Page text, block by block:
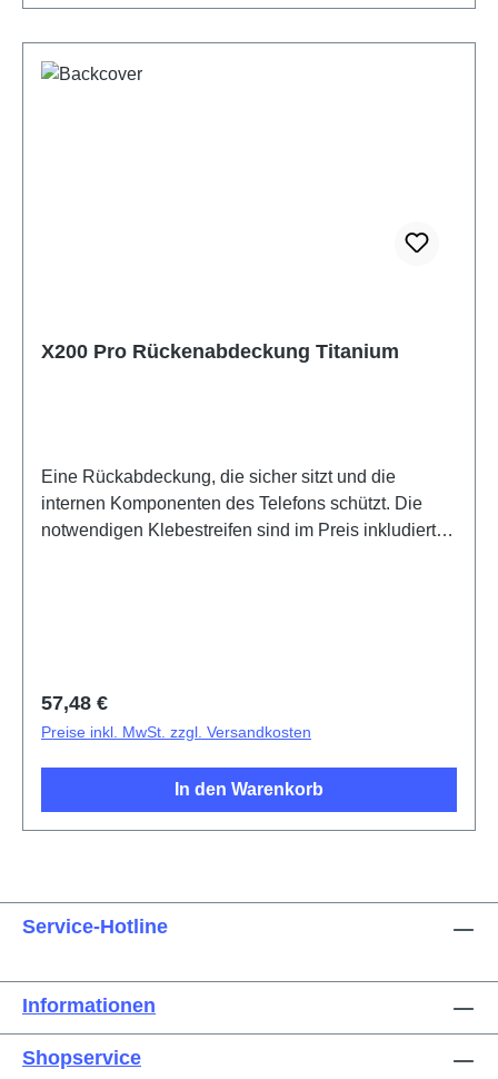
X200 Pro Rückenabdeckung Titanium
Eine Rückabdeckung, die sicher sitzt und die
internen Komponenten des Telefons schützt. Die
notwendigen Klebestreifen sind im Preis inkludiert
Regulärer Preis:
57,48 €
Preise inkl. MwSt. zzgl. Versandkosten
In den Warenkorb
Service-Hotline
Informationen
Shopservice